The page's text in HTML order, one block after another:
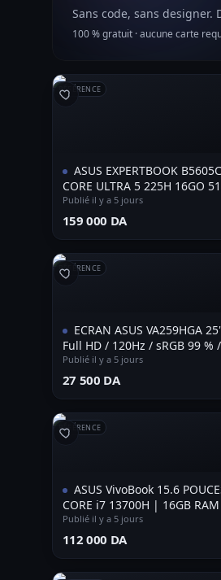
Sans code, sans
100 % gratuit · aucune carte
RÉFÉRENCE
ASUS EXPERTBOOK
CORE ULTRA 5 225H 16GO
NVME INTEL ARC NEUF SOUS
EMBALLAGE
Publié il y a 5 jours
⁦159 000 DA⁩
RÉFÉRENCE
ECRAN ASUS VA259HGA
Full HD / 120Hz / sRGB 99 %
parleur / HDMI, ports VGA
Publié il y a 5 jours
⁦27 500 DA⁩
RÉFÉRENCE
ASUS VivoBook 15.6
CORE i7 13700H | 16GB
NVME SSD | INTEL IRIS XE
Publié il y a 5 jours
⁦112 000 DA⁩